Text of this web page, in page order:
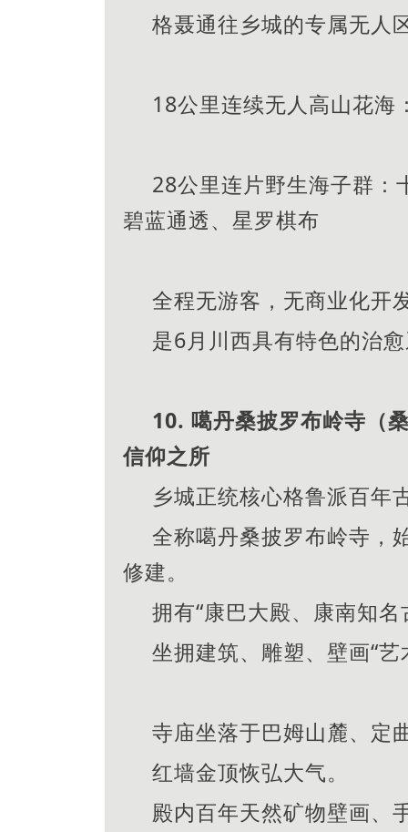
格聂通往乡城的专属无人
18公里连续无人高山花海
28公里连片野生海子群：
碧蓝通透、星罗棋布
全程无游客，无商业化开
是6月川西具有特色的治
10. 噶丹桑披罗布岭寺（
信仰之所
乡城正统核心格鲁派百年
全称噶丹桑披罗布岭寺，
修建。
拥有“康巴大殿、康南知
坐拥建筑、雕塑、壁画“
寺庙坐落于巴姆山麓、定
红墙金顶恢弘大气。
殿内百年天然矿物壁画、